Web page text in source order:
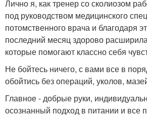
Лично я, как тренер со сколиозом
под руководством медицинского
потомственного врача и благодаря
последний месяц здорово
которые помогают классно себя
Не бойтесь ничего, с вами все в
обойтись без операций, уколов,
Главное - добрые руки,
осознанный подход в питании и все